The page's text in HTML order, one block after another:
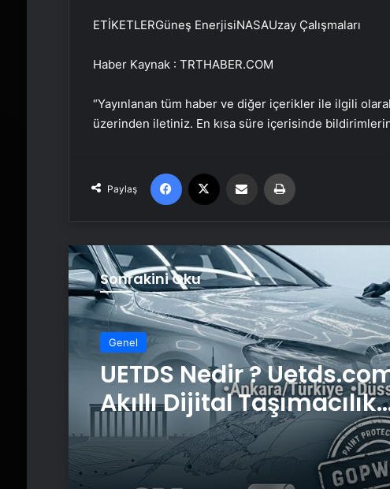
ETİKETLERGüneş EnerjisiNASAUzay Çalışmaları
Haber Kaynak : TRTHABER.COM
“Yayınlanan tüm haber ve diğer içerikler ile ilgili
üzerinden iletiniz. En kısa süre içerisinde
Paylaş
Facebook Email'den paylaş
Sonrakini Oku
Genel
UETDS Nedir ?
Akıllı Dijital Taşımacılık
Yazılımı